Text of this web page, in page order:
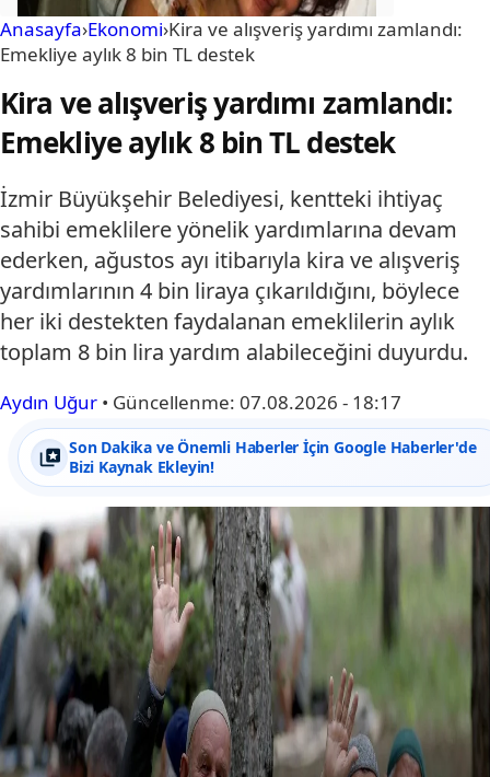
Anasayfa›Ekonomi›Kira ve alışveriş yardımı zamlandı:
Emekliye aylık 8 bin TL destek
Kira ve alışveriş yardımı zamlandı:
Emekliye aylık 8 bin TL destek
İzmir Büyükşehir Belediyesi, kentteki ihtiyaç
sahibi emeklilere yönelik yardımlarına devam
ederken, ağustos ayı itibarıyla kira ve alışveriş
yardımlarının 4 bin liraya çıkarıldığını, böylece
her iki destekten faydalanan emeklilerin aylık
toplam 8 bin lira yardım alabileceğini duyurdu.
Aydın Uğur • Güncellenme: 07.08.2026 - 18:17
Son Dakika ve Önemli Haberler İçin Google Haberler'de
Bizi Kaynak Ekleyin!